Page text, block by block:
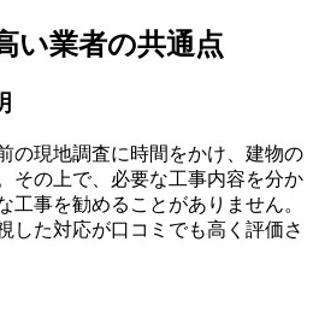
い業者の共通点
の現地調査に時間をかけ、建物の
その上で、必要な工事内容を分か
工事を勧めることがありません。
した対応が口コミでも高く評価さ